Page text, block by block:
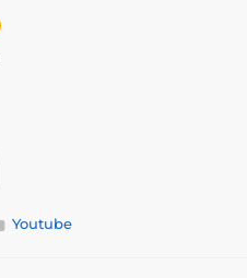
Youtube